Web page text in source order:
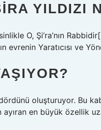
YILDIZI
O, Şi’ra’nın
evrenin Yaratıcısı ve
oluşturuyor. Bu
en büyük özellik